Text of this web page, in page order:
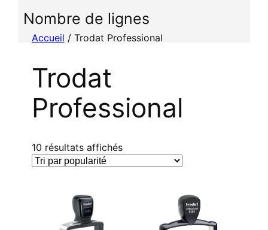
n
Nombre de lignes
Accueil / Trodat Professional
Trodat
Professional
10 résultats affichésT